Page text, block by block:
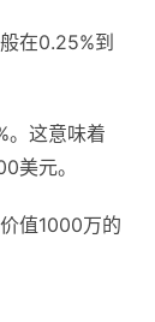
在0.25%到
。这意味着
美元。
值1000万的